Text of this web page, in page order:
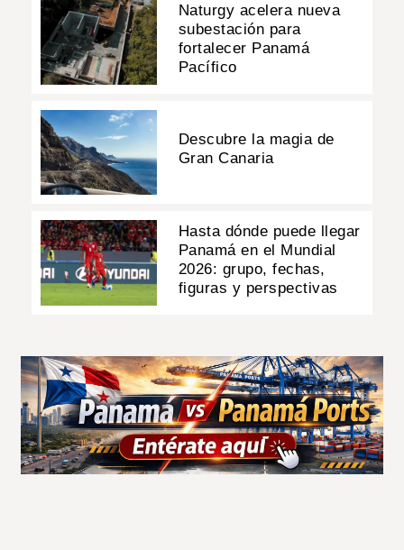
Naturgy acelera nueva
subestación para
fortalecer Panamá
Pacífico
Descubre la magia de
Gran Canaria
Hasta dónde puede llegar
Panamá en el Mundial
2026: grupo, fechas,
figuras y perspectivas